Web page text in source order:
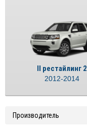
II рестайлинг 2
2012-2014